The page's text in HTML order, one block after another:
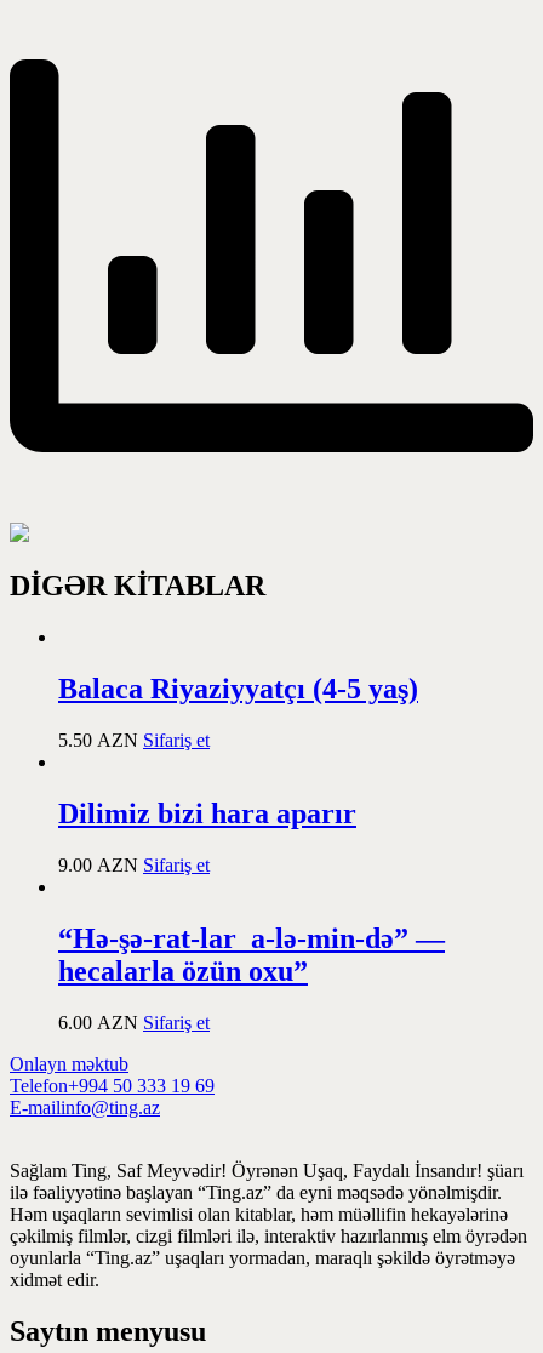
DİGƏR KİTABLAR
Balaca Riyaziyyatçı (4-5 yaş)
5.50 AZN Sifariş et
Dilimiz bizi hara aparır
9.00 AZN Sifariş et
“Hə-şə-rat-lar a-lə-min-də” —
hecalarla özün oxu”
6.00 AZN Sifariş et
Onlayn məktub
Telefon+994 50 333 19 69
E-mailinfo@ting.az
Sağlam Ting, Saf Meyvədir! Öyrənən Uşaq, Faydalı İnsandır! şüarı
ilə fəaliyyətinə başlayan “Ting.az” da eyni məqsədə yönəlmişdir.
Həm uşaqların sevimlisi olan kitablar, həm müəllifin hekayələrinə
çəkilmiş filmlər, cizgi filmləri ilə, interaktiv hazırlanmış elm öyrədən
oyunlarla “Ting.az” uşaqları yormadan, maraqlı şəkildə öyrətməyə
xidmət edir.
Saytın menyusu